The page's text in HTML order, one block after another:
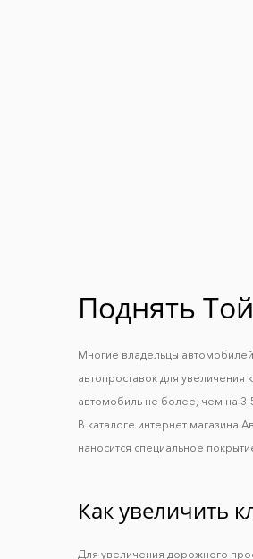
Поднять
Многие владельцы
автопроставок для увеличения
автомобиль не более, чем на 3-
В каталоге интернет магазина
наносится специальное
Как увеличить
Для увеличения дорожного